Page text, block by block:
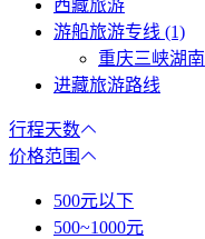
西藏旅游
游船旅游专线 (1)
重庆三峡湖南
进藏旅游路线
行程天数
价格范围
500元以下
500~1000元